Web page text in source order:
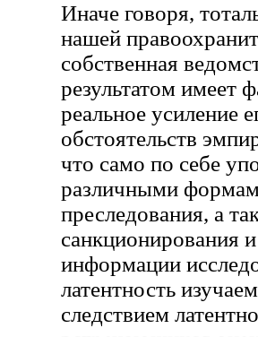
Иначе говоря,
нашей
собственная
результатом имеет
реальное усиление
обстоятельств
что само по себе
различными
преследования, а
санкционирования
информации
латентность
следствием